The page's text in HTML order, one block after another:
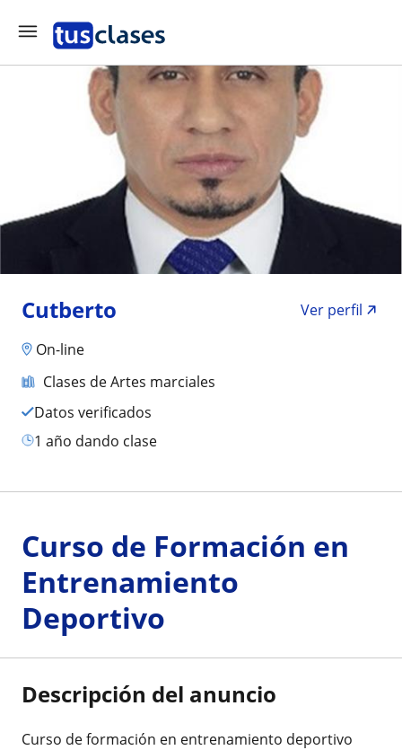
Cutberto
Ver perfil
On-line
Clases de Artes marciales
Datos verificados
1 año dando clase
Curso de Formación en
Entrenamiento
Deportivo
Descripción del anuncio
Curso de formación en entrenamiento deportivo